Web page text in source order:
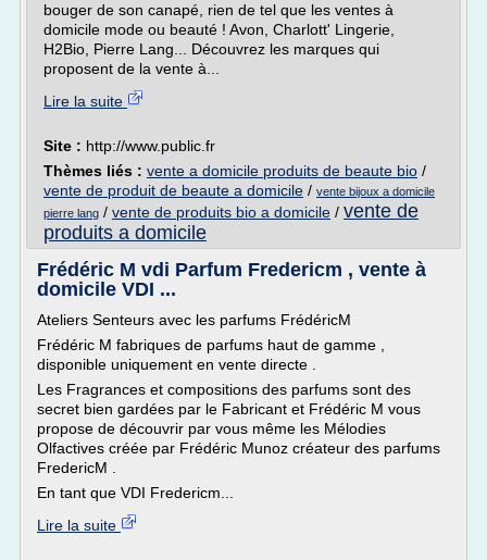
bouger de son canapé, rien de tel que les ventes à
domicile mode ou beauté ! Avon, Charlott' Lingerie,
H2Bio, Pierre Lang... Découvrez les marques qui
proposent de la vente à...
Lire la suite
Site : http://www.public.fr
Thèmes liés : vente a domicile produits de beaute bio /
vente de produit de beaute a domicile / vente bijoux a domicile
pierre lang / vente de produits bio a domicile / vente de
produits a domicile
Frédéric M vdi Parfum Fredericm , vente à
domicile VDI ...
Ateliers Senteurs avec les parfums FrédéricM
Frédéric M fabriques de parfums haut de gamme ,
disponible uniquement en vente directe .
Les Fragrances et compositions des parfums sont des
secret bien gardées par le Fabricant et Frédéric M vous
propose de découvrir par vous même les Mélodies
Olfactives créée par Frédéric Munoz créateur des parfums
FredericM .
En tant que VDI Fredericm...
Lire la suite